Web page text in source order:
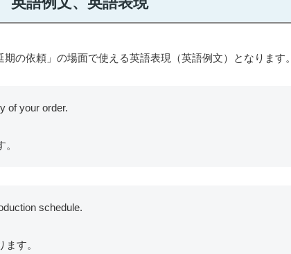
の依頼」の場面で使える英語表現（英語例文）となります。
of your order.
schedule.
す。